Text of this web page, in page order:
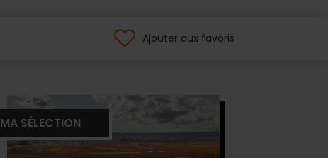
Ajouter aux favoris
MA SÉLECTION